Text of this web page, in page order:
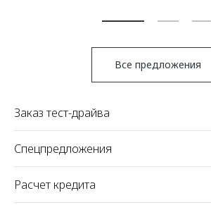
Все предложения
Заказ тест-драйва
Спецпредложения
Расчет кредита